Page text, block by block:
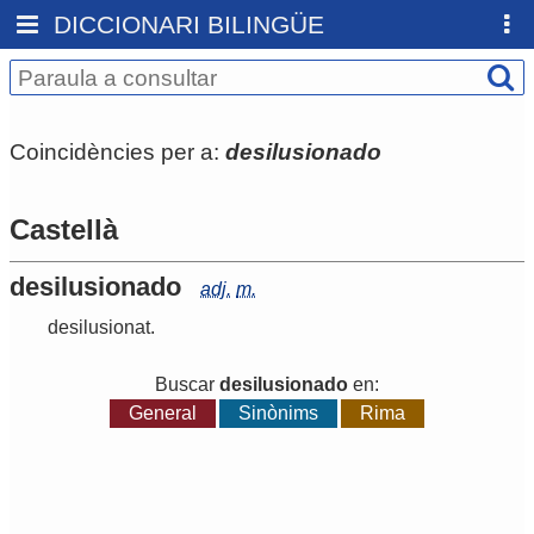
DICCIONARI BILINGÜE
Coincidències per a: desilusionado
Castellà
desilusionado adj. m.
desilusionat.
Buscar desilusionado en:
General
Sinònims Rima